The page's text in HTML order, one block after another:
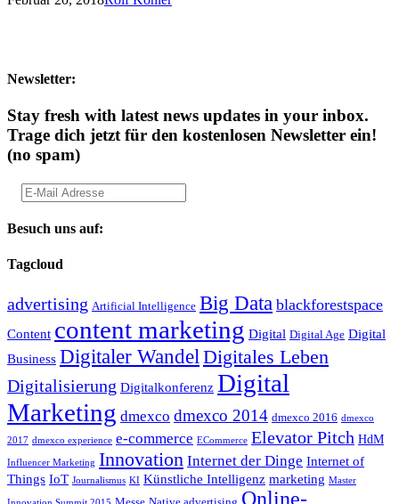
Newsletter:
Stay fresh with latest news updates in your inbox.
Trage dich jetzt für den kostenlosen Newsletter ein!
(no spam)
Besuch uns auf:
Tagcloud
advertising Artificial Intelligence Big Data blackforestspace
Content content marketing Digital Digital Age Digital
Business Digitaler Wandel Digitales Leben
Digitalisierung Digitalkonferenz Digital
Marketing dmexco dmexco 2014 dmexco 2016 dmexco
2017 dmexco experience e-commerce ECommerce Elevator Pitch HdM
Influencer Marketing Innovation Internet der Dinge Internet of
Things IoT Journalismus KI Künstliche Intelligenz marketing Master
Online-